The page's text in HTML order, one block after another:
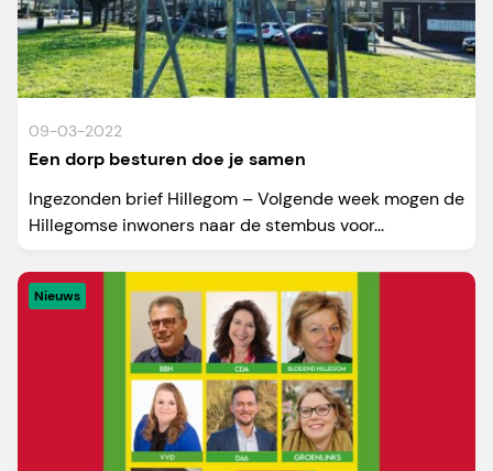
09-03-2022
Een dorp besturen doe je samen
Ingezonden brief Hillegom – Volgende week mogen de
Hillegomse inwoners naar de stembus voor...
Nieuws